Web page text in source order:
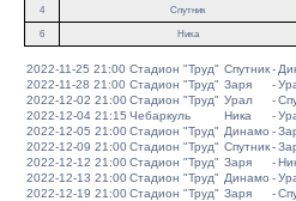
4
Спутник
6
Ника
2022-11-25 21:00 Стадион "Труд" Спутник-
2022-11-28 21:00 Стадион "Труд" Заря -
2022-12-02 21:00Стадион "Труд" Урал -
2022-12-04 21:15 Чебаркуль Ника -
2022-12-05 21:00Стадион "Труд" Динамо -
2022-12-09 21:00Стадион "Труд" Спутник-
2022-12-12 21:00Стадион "Труд" Заря -
2022-12-13 21:00Стадион "Труд" Динамо -
2022-12-19 21:00Стадион "Труд" Заря -